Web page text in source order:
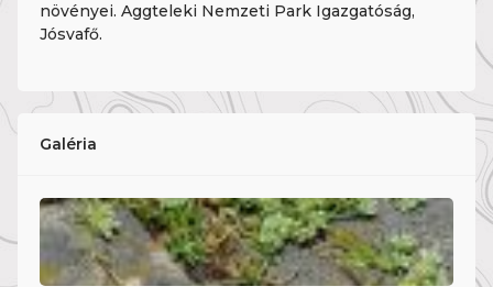
növényei. Aggteleki Nemzeti Park Igazgatóság,
Jósvafő.
Galéria